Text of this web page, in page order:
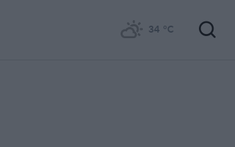
34 °C